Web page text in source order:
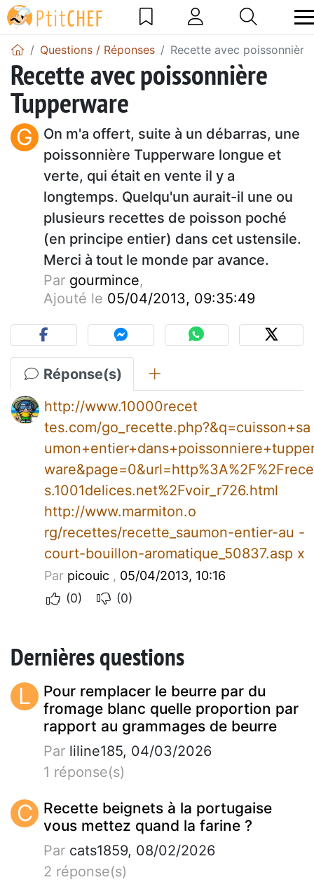
Questions / Réponses Recette avec
Recette avec poissonnière
Tupperware
G
On m'a offert, suite à un débarras, une
poissonnière Tupperware longue et
verte, qui était en vente il y a
longtemps. Quelqu'un aurait-il une ou
plusieurs recettes de poisson poché
(en principe entier) dans cet ustensile.
Merci à tout le monde par avance.
Par gourmince,
Ajouté le 05/04/2013, 09:35:49
Réponse(s)
http://www.10000recet
tes.com/go_recette.php?&q=cuisson+sa
s.1001delices.net%2Fvoir_r726.html
http://www.marmiton.o
rg/recettes/recette_saumon-entier-au -
court-bouillon-aromatique_50837.asp x
Par picouic , 05/04/2013, 10:16
(0)
(0)
Dernières questions
L
Pour remplacer le beurre par du
fromage blanc quelle proportion par
rapport au grammages de beurre
Par liline185, 04/03/2026
1 réponse(s)
C
Recette beignets à la portugaise
vous mettez quand la farine ?
Par cats1859, 08/02/2026
2 réponse(s)